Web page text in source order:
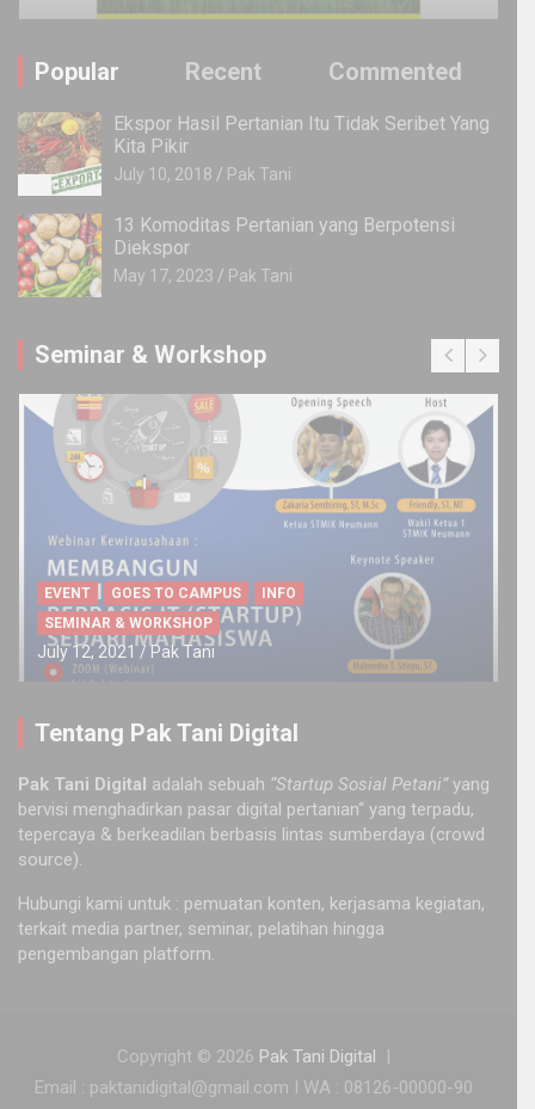
Popular Recent Commented
Ekspor Hasil Pertanian Itu Tidak Seribet Yang
Kita Pikir
July 10, 2018 Pak Tani
13 Komoditas Pertanian yang Berpotensi
Diekspor
May 17, 2023 Pak Tani
Seminar & Workshop
EVENT GOES TO CAMPUS
INFO
SEMINAR & WORKSHOP
July 12, 2021 Pak Tani
Tentang Pak Tani Digital
Pak Tani Digital adalah sebuah “Startup Sosial Petani”yang
bervisi menghadirkan pasar digital pertanian“ yang terpadu,
tepercaya & berkeadilan berbasis lintas sumberdaya (crowd
source).
Hubungi kami untuk : pemuatan konten, kerjasama kegiatan,
terkait media partner, seminar, pelatihan hingga
pengembangan platform.
Copyright © 2026 Pak Tani Digital
Email : paktanidigital@gmail.com I WA : 08126-00000-90